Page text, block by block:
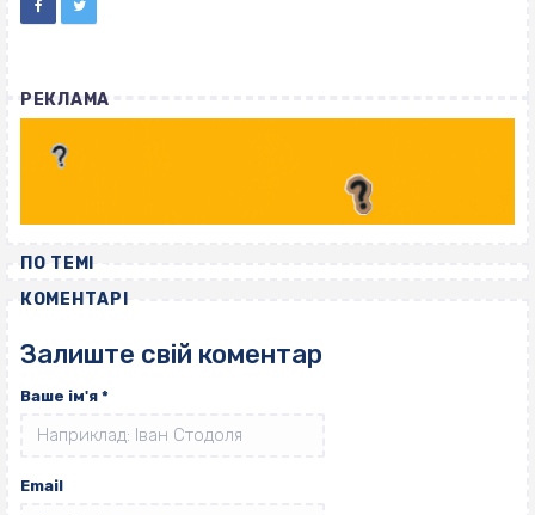
РЕКЛАМА
ПО ТЕМІ
КОМЕНТАРІ
Залиште свій коментар
Ваше ім'я *
Email